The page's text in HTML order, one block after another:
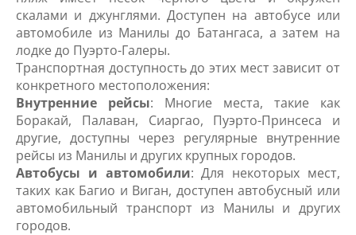
скалами и джунглями. Доступен на автобусе или
автомобиле из Манилы до Батангаса, а затем на
лодке до Пуэрто-Галеры.
Транспортная доступность до этих мест зависит от
конкретного местоположения:
Внутренние рейсы: Многие места, такие как
Боракай, Палаван, Сиаргао, Пуэрто-Принсеса и
другие, доступны через регулярные внутренние
рейсы из Манилы и других крупных городов.
Автобусы и автомобили: Для некоторых мест,
таких как Багио и Виган, доступен автобусный или
автомобильный транспорт из Манилы и других
городов.